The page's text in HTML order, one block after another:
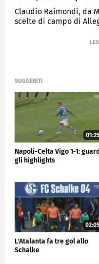
Claudio Raimondi, da
scelte di campo di
SUGGERITI
01:25
Napoli-Celta Vigo 1-1:
gli highlights
02:05
L'Atalanta fa tre gol allo
Schalke